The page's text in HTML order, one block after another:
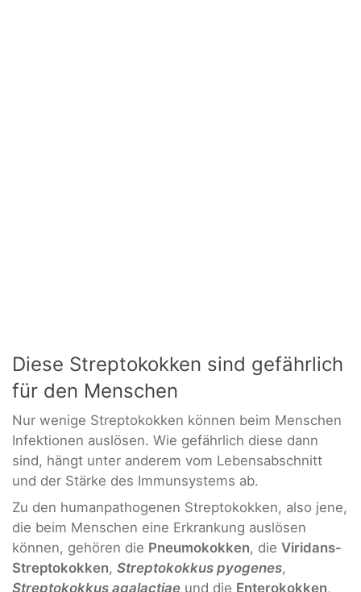
Diese Streptokokken sind gefährlich
für den Menschen
Nur wenige Streptokokken können beim Menschen
Infektionen auslösen. Wie gefährlich diese dann
sind, hängt unter anderem vom Lebensabschnitt
und der Stärke des Immunsystems ab.
Zu den humanpathogenen Streptokokken, also jene,
die beim Menschen eine Erkrankung auslösen
können, gehören die Pneumokokken, die Viridans-
Streptokokken, Streptokokkus pyogenes,
Streptokokkus agalactiae und die Enterokokken,